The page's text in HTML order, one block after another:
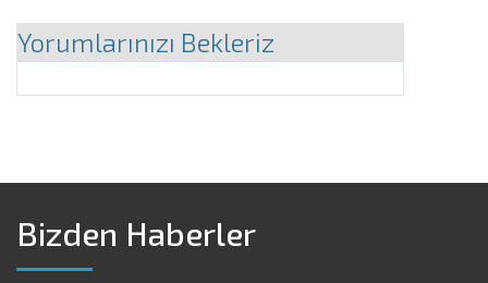
Yorumlarınızı Bekleriz
Bizden Haberler